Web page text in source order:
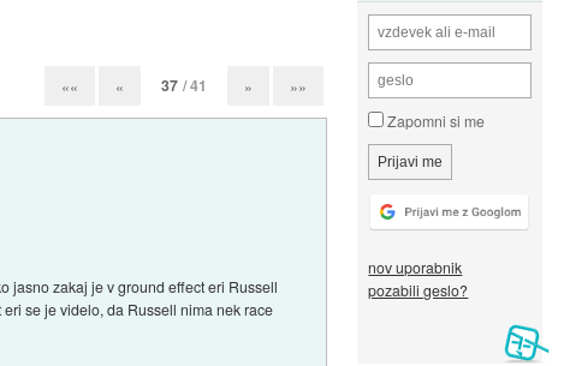
Zapomni si me
nov uporabnik
pozabili geslo?
«« « 37 / 41 » »»
jasno zakaj je v ground effect eri Russell
se je videlo, da Russell nima nek race